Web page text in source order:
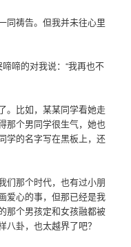
同祷告。但我并未往心里
啼的对我说：“我再也不
。比如，某某同学看她走
那个男同学很生气，她也
学的名字写在黑板上，还
们那个时代，也有过小朋
爱心的事，但那已经是我
那个男孩定和女孩融都被
卦，也太越界了吧？